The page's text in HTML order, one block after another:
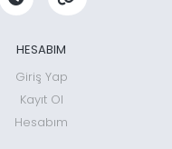
HESABIM
Giriş Yap
Kayıt Ol
Hesabım